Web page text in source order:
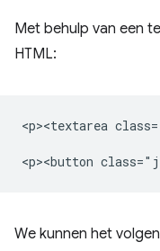
Met behulp van een
HTML:
<p><textarea
We kunnen het